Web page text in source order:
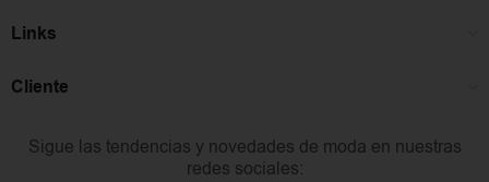
Links
Cliente
Sigue las tendencias y novedades de moda en nuestras
redes sociales: